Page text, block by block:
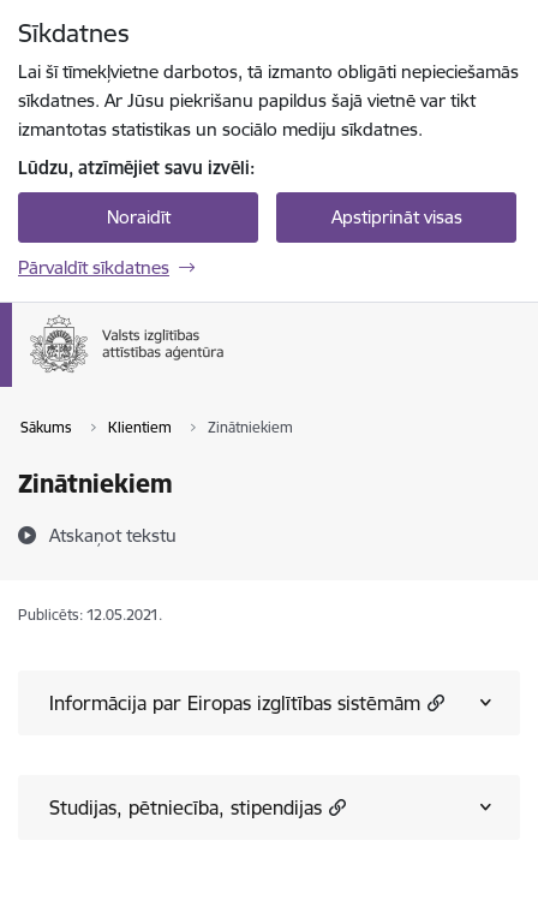
Sīkdatnes
Lai šī tīmekļvietne darbotos, tā izmanto obligāti nepieciešamās
sīkdatnes. Ar Jūsu piekrišanu papildus šajā vietnē var tikt
izmantotas statistikas un sociālo mediju sīkdatnes.
Lūdzu, atzīmējiet savu izvēli:
Noraidīt Apstiprināt visas
Pārvaldīt sīkdatnes
Sākums Klientiem Zinātniekiem
Zinātniekiem
Atskaņot tekstu
Publicēts: 12.05.2021.
Informācija par Eiropas izglītības sistēmām
Studijas, pētniecība, stipendijas